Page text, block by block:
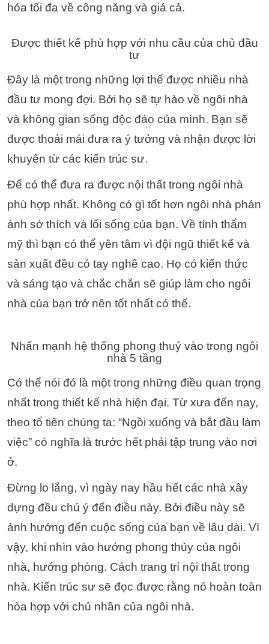
hóa tối đa về công năng và giá cả.
Được thiết kế phù hợp với nhu cầu của chủ đầu
tư
Đây là một trong những lợi thế được nhiều nhà
đầu tư mong đợi. Bởi họ sẽ tự hào về ngôi nhà
và không gian sống độc đáo của mình. Bạn sẽ
được thoải mái đưa ra ý tưởng và nhận được lời
khuyên từ các kiến trúc sư.
Để có thể đưa ra được nội thất trong ngôi nhà
phù hợp nhất. Không có gì tốt hơn ngôi nhà phản
ánh sở thích và lối sống của bạn. Về tính thẩm
mỹ thì bạn có thể yên tâm vì đội ngũ thiết kế và
sản xuất đều có tay nghề cao. Họ có kiến ​​thức
và sáng tạo và chắc chắn sẽ giúp làm cho ngôi
nhà của bạn trở nên tốt nhất có thể.
Nhấn mạnh hệ thống phong thuỷ vào trong ngôi
nhà 5 tầng
Có thể nói đó là một trong những điều quan trọng
nhất trong thiết kế nhà hiện đại. Từ xưa đến nay,
theo tổ tiên chúng ta: “Ngồi xuống và bắt đầu làm
việc” có nghĩa là trước hết phải tập trung vào nơi
ở.
Đừng lo lắng, vì ngày nay hầu hết các nhà xây
dựng đều chú ý đến điều này. Bởi điều này sẽ
ảnh hưởng đến cuộc sống của bạn về lâu dài. Vì
vậy, khi nhìn vào hướng phong thủy của ngôi
nhà, hướng phòng. Cách trang trí nội thất trong
nhà. Kiến ​​trúc sư sẽ đọc được rằng nó hoàn toàn
hòa hợp với chủ nhân của ngôi nhà.